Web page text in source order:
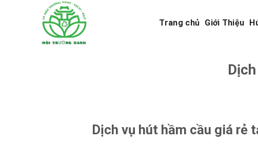
Trang chủ Giới Thiệu
Dịch vụ hút hầm cầu giá rẻ